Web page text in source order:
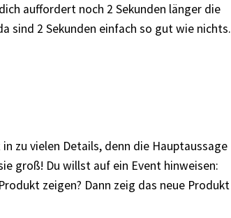
auffordert noch 2 Sekunden länger die
sind 2 Sekunden einfach so gut wie nichts.
zu vielen Details, denn die Hauptaussage
groß! Du willst auf ein Event hinweisen:
zeigen? Dann zeig das neue Produkt